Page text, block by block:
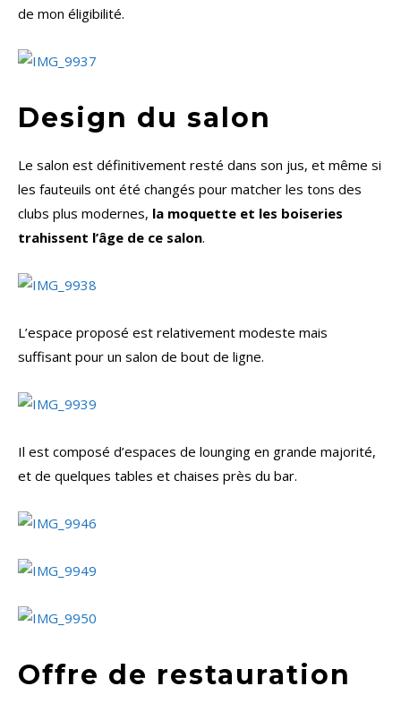
de mon éligibilité.
Design du salon
Le salon est définitivement resté dans son jus, et même si
les fauteuils ont été changés pour matcher les tons des
clubs plus modernes, la moquette et les boiseries
trahissent l’âge de ce salon.
L’espace proposé est relativement modeste mais
suffisant pour un salon de bout de ligne.
Il est composé d’espaces de lounging en grande majorité,
et de quelques tables et chaises près du bar.
Offre de restauration